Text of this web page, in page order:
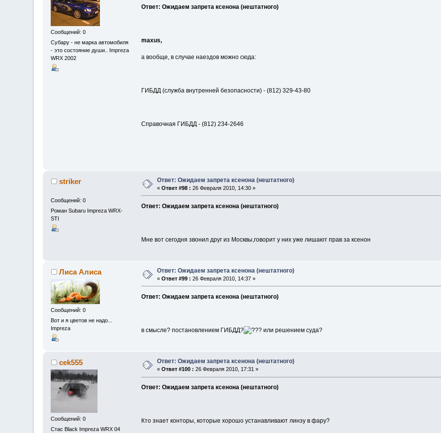
Сообщений: 0
Субару - не марка автомобиля
- это состояние души.. Impreza
WRX 2002
Ответ: Ожидаем запрета ксенона (нештатного)
maxus,
а вообще, в случае наездов можно сюда:
ГИБДД (служба внутренней безопасности) - (812) 329-43-80
Справочная ГИБДД - (812) 234-2646
striker
Сообщений: 0
Роман Subaru Impreza WRX-
STI
Ответ: Ожидаем запрета ксенона (нештатного)
«Ответ #98 : 26 Февраля 2010, 14:30 »
Ответ: Ожидаем запрета ксенона (нештатного)
Мне вот сегодня звонил друг из Москвы,говорит у них уже лишают прав за ксенон
Лиса Алиса
Сообщений: 0
Вот и я цветов не надо...
Impreza
Ответ: Ожидаем запрета ксенона (нештатного)
«Ответ #99 : 26 Февраля 2010, 14:37 »
Ответ: Ожидаем запрета ксенона (нештатного)
в смысле? постановлением ГИБДД? или решением суда?
cek555
Сообщений: 0
Стас Black Impreza WRX 04
Ответ: Ожидаем запрета ксенона (нештатного)
«Ответ #100 : 26 Февраля 2010, 17:31 »
Ответ: Ожидаем запрета ксенона (нештатного)
Кто знает конторы, которые хорошо устанавливают линзу в фару?